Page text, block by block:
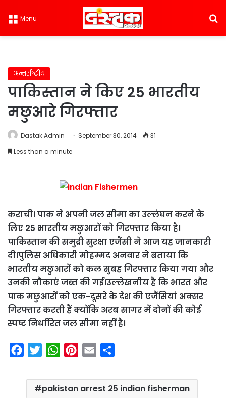
Menu
अन्तर्राष्ट्रीय
पाकिस्तान ने किए 25 भारतीय
मछुआरे गिरफ्तार
Dastak Admin September 30, 2014
31
Less than a minute
कराची। पाक ने अपनी जल सीमा का उल्लंघन करने के
लिए 25 भारतीय मछुआरों को गिरफ्तार किया है।
पाकिस्तान की समुद्री सुरक्षा एजैंसी ने आज यह जानकारी
दी।पुलिस अधिकारी मोहम्मद अनवार ने बताया कि
भारतीय मछुआरों को कल सुबह गिरफ्तार किया गया और
उनकी नौकाएं जब्त की गई।उल्लेखनीय है कि भारत और
पाक मछुआरों को एक-दूसरे के देश की एजैंसियां अक्सर
गिरफ्तार करती हैं क्योंकि अरब सागर में दोनों की कोई
स्पष्ट निर्धारित जल सीमा नहीं है।
c
i
t
W
a
t
n
t
a
i
a
r
pakistan arrest 25 indian fisherman